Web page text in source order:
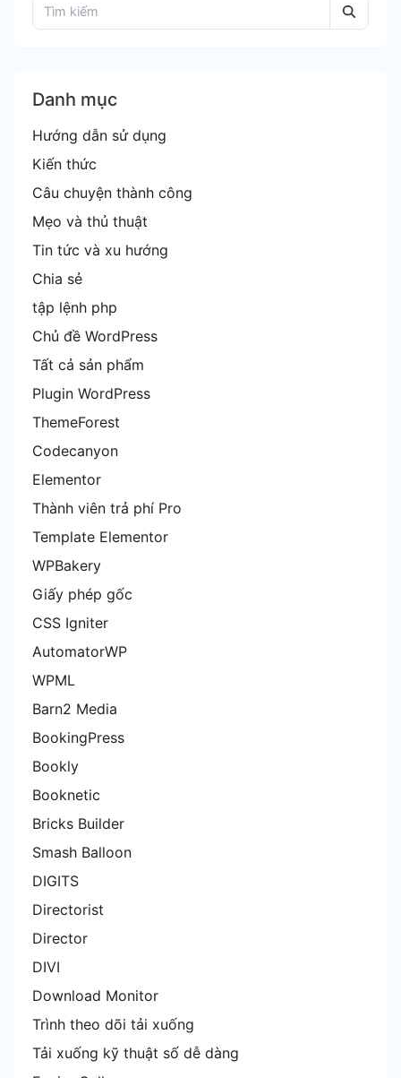
Danh mục
Hướng dẫn sử dụng
Kiến thức
Câu chuyện thành công
Mẹo và thủ thuật
Tin tức và xu hướng
Chia sẻ
tập lệnh php
Chủ đề WordPress
Tất cả sản phẩm
Plugin WordPress
ThemeForest
Codecanyon
Elementor
Thành viên trả phí Pro
Template Elementor
WPBakery
Giấy phép gốc
CSS Igniter
AutomatorWP
WPML
Barn2 Media
BookingPress
Bookly
Booknetic
Bricks Builder
Smash Balloon
DIGITS
Directorist
Director
DIVI
Download Monitor
Trình theo dõi tải xuống
Tải xuống kỹ thuật số dễ dàng